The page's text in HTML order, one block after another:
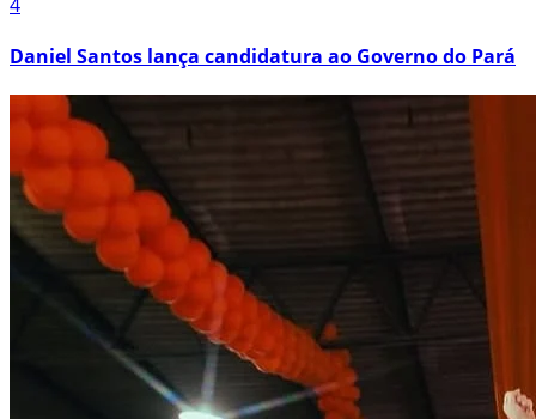
Daniel Santos lança candidatura ao Governo do Pará